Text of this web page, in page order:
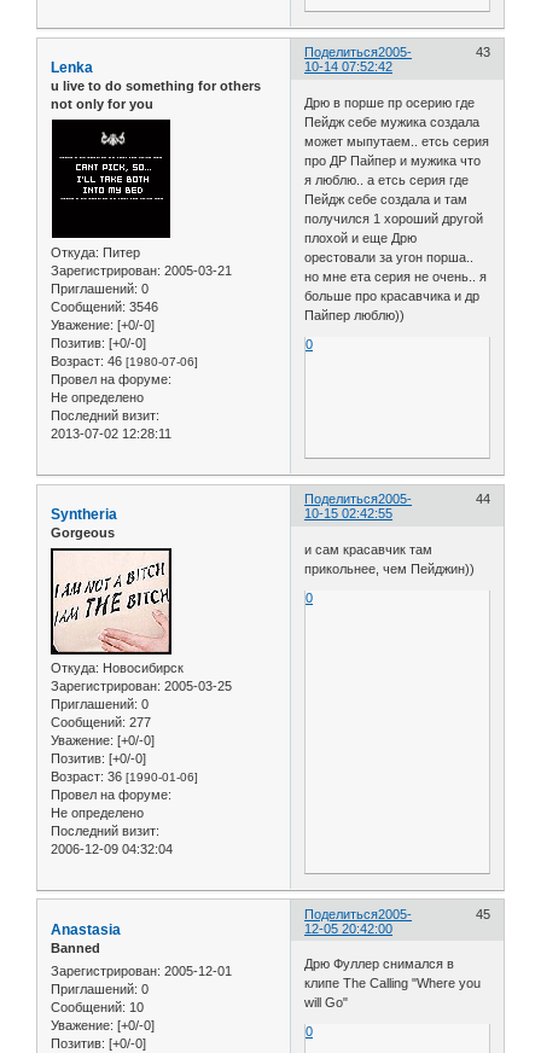
Поделиться 43
2005-
10-14 07:52:42
Lenka
u live to do something for others
not only for you
Откуда: Питер
Зарегистрирован: 2005-03-21
Приглашений: 0
Сообщений: 3546
Уважение: [+0/-0]
Позитив: [+0/-0]
Возраст: 46 [1980-07-06]
Провел на форуме:
Не определено
Последний визит:
2013-07-02 12:28:11
Дрю в порше пр осерию где
Пейдж себе мужика создала
может мыпутаем.. етсь серия
про ДР Пайпер и мужика что
я люблю.. а етсь серия где
Пейдж себе создала и там
получился 1 хороший другой
плохой и еще Дрю
орестовали за угон порша..
но мне ета серия не очень.. я
больше про красавчика и др
Пайпер люблю))
0
Поделиться 44
2005-
10-15 02:42:55
Syntheria
Gorgeous
Откуда: Новосибирск
Зарегистрирован: 2005-03-25
Приглашений: 0
Сообщений: 277
Уважение: [+0/-0]
Позитив: [+0/-0]
Возраст: 36 [1990-01-06]
Провел на форуме:
Не определено
Последний визит:
2006-12-09 04:32:04
и сам красавчик там
прикольнее, чем Пейджин))
0
Поделиться 45
2005-
12-05 20:42:00
Anastasia
Banned
Зарегистрирован: 2005-12-01
Приглашений: 0
Сообщений: 10
Уважение: [+0/-0]
Позитив: [+0/-0]
Дрю Фуллер снимался в
клипе The Calling "Where you
will Go"
0